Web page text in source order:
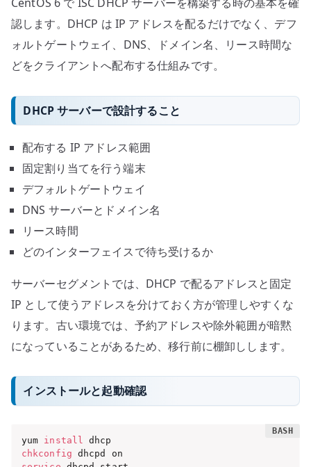
認します。DHCP は IP アドレスを配るだけでなく、デフ
ォルトゲートウェイ、DNS、ドメイン名、リース時間な
どをクライアントへ配布する仕組みです。
DHCP サーバーで設計すること
配布する IP アドレス範囲
固定割り当てを行う端末
デフォルトゲートウェイ
DNS サーバーとドメイン名
リース時間
どのインターフェイスで待ち受けるか
サーバーセグメントでは、DHCP で配るアドレスと固定
IP として使うアドレスを分けておく方が管理しやすくな
ります。古い環境では、予約アドレスや除外範囲が暗黙
になっていることがあるため、移行前に棚卸しします。
インストールと起動確認
yum install
chkconfig